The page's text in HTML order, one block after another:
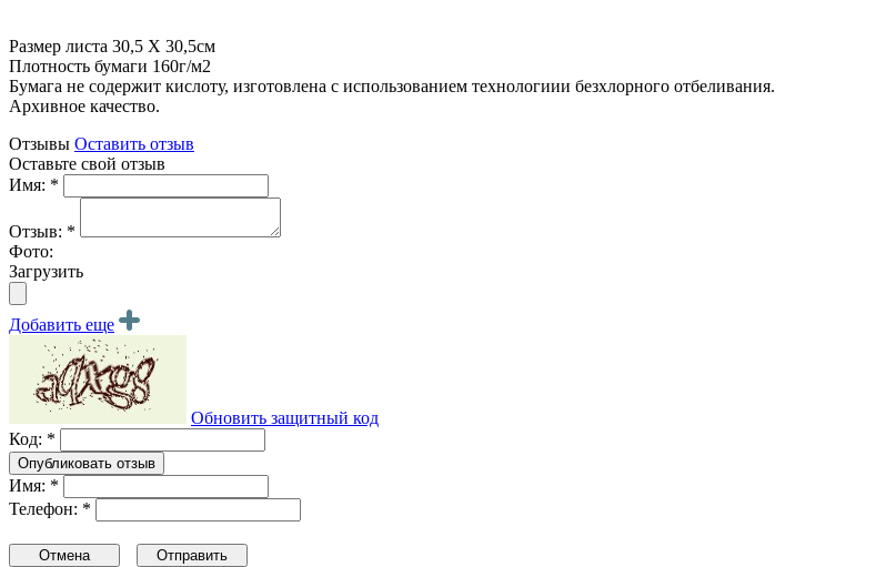
Размер листа 30,5 Х 30,5см
Плотность бумаги 160г/м2
Бумага не содержит кислоту, изготовлена с использованием технологиии безхлорного отбеливания.
Архивное качество.
Отзывы Оставить отзыв
Оставьте свой отзыв
Имя: *
Отзыв: *
Фото:
Загрузить
Добавить еще
Обновить защитный код
Код: *
Имя: *
Телефон: *